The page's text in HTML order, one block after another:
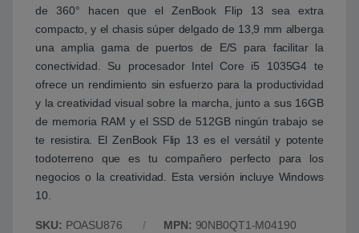
de 360° hacen que el ZenBook Flip 13 sea extra
compacto, y el chasis súper delgado de 13,9 mm alberga
una amplia gama de puertos de E/S para facilitar la
conectividad. Su procesador Intel Core i5 1035G4 te
ofrece un rendimiento sin esfuerzo para la productividad
y la creatividad visual sobre la marcha, junto a sus 16GB
de memoria RAM y el SSD de 512GB ningún trabajo se
te resistira. El ZenBook Flip 13 es el versátil y potente
todoterreno que es tu compañero perfecto para los
negocios o la creatividad. Esta versión incluye Windows
10.
SKU: POASU876 MPN: 90NB0QT1-M04190